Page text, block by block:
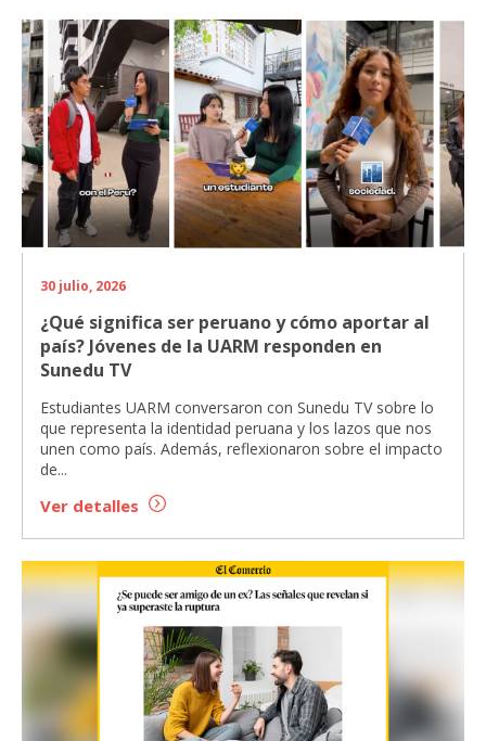
30 julio, 2026
¿Qué significa ser peruano y cómo aportar al
país? Jóvenes de la UARM responden en
Sunedu TV
Estudiantes UARM conversaron con Sunedu TV sobre lo
que representa la identidad peruana y los lazos que nos
unen como país. Además, reflexionaron sobre el impacto
de...
Ver detalles